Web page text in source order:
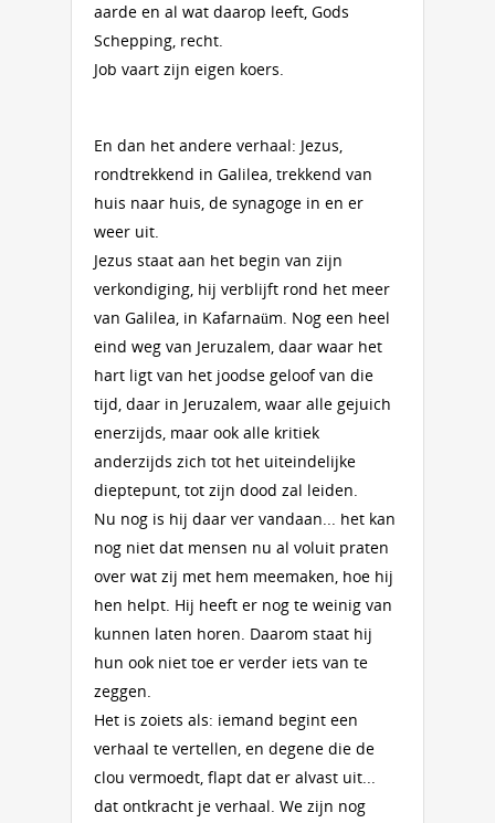
aarde en al wat daarop leeft, Gods
Schepping, recht.
Job vaart zijn eigen koers.
En dan het andere verhaal: Jezus,
rondtrekkend in Galilea, trekkend van
huis naar huis, de synagoge in en er
weer uit.
Jezus staat aan het begin van zijn
verkondiging, hij verblijft rond het meer
van Galilea, in Kafarnaüm. Nog een heel
eind weg van Jeruzalem, daar waar het
hart ligt van het joodse geloof van die
tijd, daar in Jeruzalem, waar alle gejuich
enerzijds, maar ook alle kritiek
anderzijds zich tot het uiteindelijke
dieptepunt, tot zijn dood zal leiden.
Nu nog is hij daar ver vandaan... het kan
nog niet dat mensen nu al voluit praten
over wat zij met hem meemaken, hoe hij
hen helpt. Hij heeft er nog te weinig van
kunnen laten horen. Daarom staat hij
hun ook niet toe er verder iets van te
zeggen.
Het is zoiets als: iemand begint een
verhaal te vertellen, en degene die de
clou vermoedt, flapt dat er alvast uit...
dat ontkracht je verhaal. We zijn nog